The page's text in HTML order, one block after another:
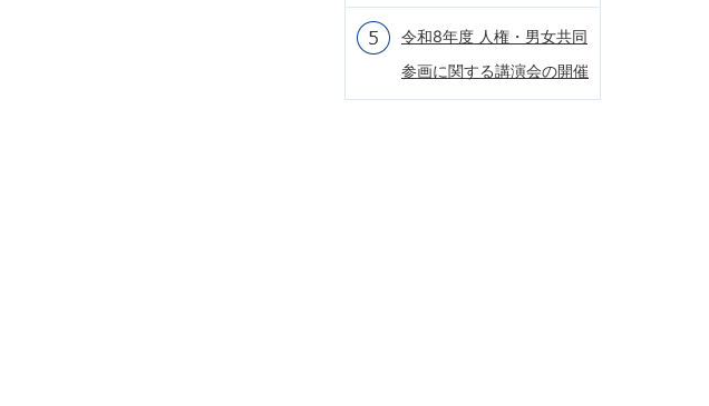
令和8年度 人権・男女共同
参画に関する講演会の開催